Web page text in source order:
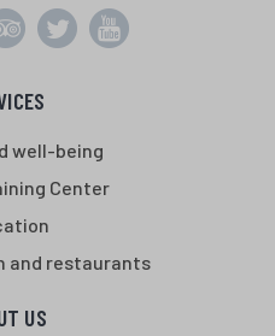
well-being
Center
and restaurants
US